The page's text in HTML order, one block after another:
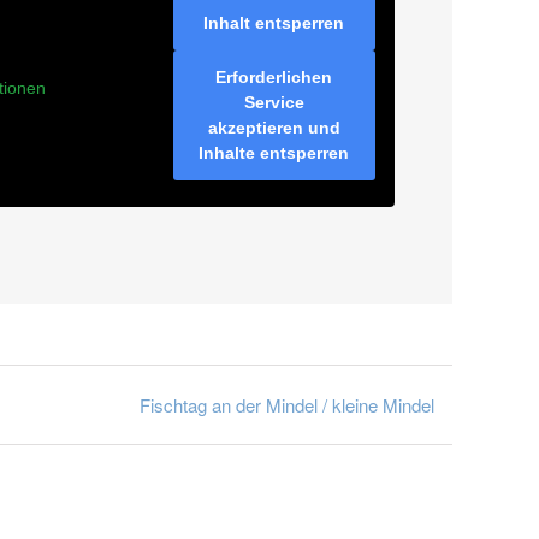
Inhalt entsperren
Erforderlichen
Service
akzeptieren und
Inhalte entsperren
Fischtag an der Mindel / kleine Mindel